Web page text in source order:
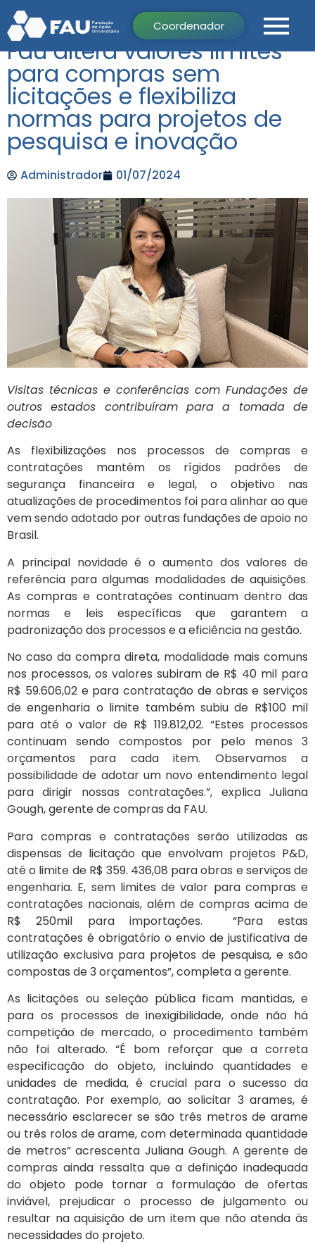
Coordenador
Fau altera valores limites
para compras sem
licitações e flexibiliza
normas para projetos de
pesquisa e inovação
Administrador 01/07/2024
Visitas técnicas e conferências com Fundações de
outros estados contribuíram para a tomada de
decisão
As flexibilizações nos processos de compras e
contratações mantém os rígidos padrões de
segurança financeira e legal, o objetivo nas
atualizações de procedimentos foi para alinhar ao que
vem sendo adotado por outras fundações de apoio no
Brasil.
A principal novidade é o aumento dos valores de
referência para algumas modalidades de aquisições.
As compras e contratações continuam dentro das
normas e leis específicas que garantem a
padronização dos processos e a eficiência na gestão.
No caso da compra direta, modalidade mais comuns
nos processos, os valores subiram de R$ 40 mil para
R$ 59.606,02 e para contratação de obras e serviços
de engenharia o limite também subiu de R$100 mil
para até o valor de R$ 119.812,02. “Estes processos
continuam sendo compostos por pelo menos 3
orçamentos para cada item. Observamos a
possibilidade de adotar um novo entendimento legal
para dirigir nossas contratações.”, explica Juliana
Gough, gerente de compras da FAU.
Para compras e contratações serão utilizadas as
dispensas de licitação que envolvam projetos P&D,
até o limite de R$ 359. 436,08 para obras e serviços de
engenharia. E, sem limites de valor para compras e
contratações nacionais, além de compras acima de
R$ 250mil para importações. “Para estas
contratações é obrigatório o envio de justificativa de
utilização exclusiva para projetos de pesquisa, e são
compostas de 3 orçamentos”, completa a gerente.
As licitações ou seleção pública ficam mantidas, e
para os processos de inexigibilidade, onde não há
competição de mercado, o procedimento também
não foi alterado. “É bom reforçar que a correta
especificação do objeto, incluindo quantidades e
unidades de medida, é crucial para o sucesso da
contratação. Por exemplo, ao solicitar 3 arames, é
necessário esclarecer se são três metros de arame
ou três rolos de arame, com determinada quantidade
de metros” acrescenta Juliana Gough. A gerente de
compras ainda ressalta que a definição inadequada
do objeto pode tornar a formulação de ofertas
inviável, prejudicar o processo de julgamento ou
resultar na aquisição de um item que não atenda às
necessidades do projeto.